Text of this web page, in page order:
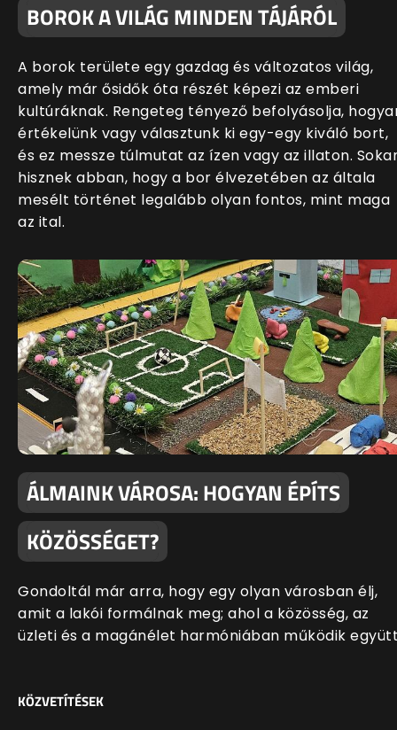
BOROK A VILÁG MINDEN TÁJÁRÓL
A borok területe egy gazdag és változatos világ,
amely már ősidők óta részét képezi az emberi
kultúráknak. Rengeteg tényező befolyásolja,
értékelünk vagy választunk ki egy-egy kiváló bort,
és ez messze túlmutat az ízen vagy az illaton.
hisznek abban, hogy a bor élvezetében az általa
mesélt történet legalább olyan fontos, mint maga
az ital.
ÁLMAINK VÁROSA: HOGYAN ÉPÍTS
KÖZÖSSÉGET?
Gondoltál már arra, hogy egy olyan városban élj,
amit a lakói formálnak meg; ahol a közösség, az
üzleti és a magánélet harmóniában működik
KÖZVETÍTÉSEK